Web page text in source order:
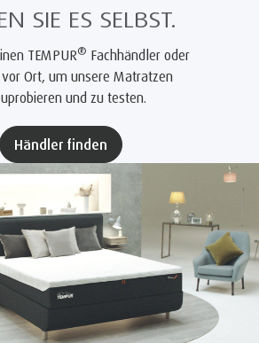
SIE ES SELBST.
TEMPUR® Fachhändler oder
Ort, um unsere Matratzen
und zu testen.
Händler finden